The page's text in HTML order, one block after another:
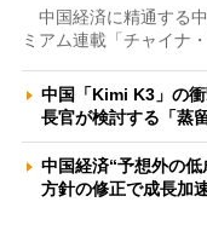
中国経済に精通する
ミアム連載「チャイナ
中国「Kimi K3」の
長官が検討する「蒸
中国経済“予想外の
方針の修正で成長加